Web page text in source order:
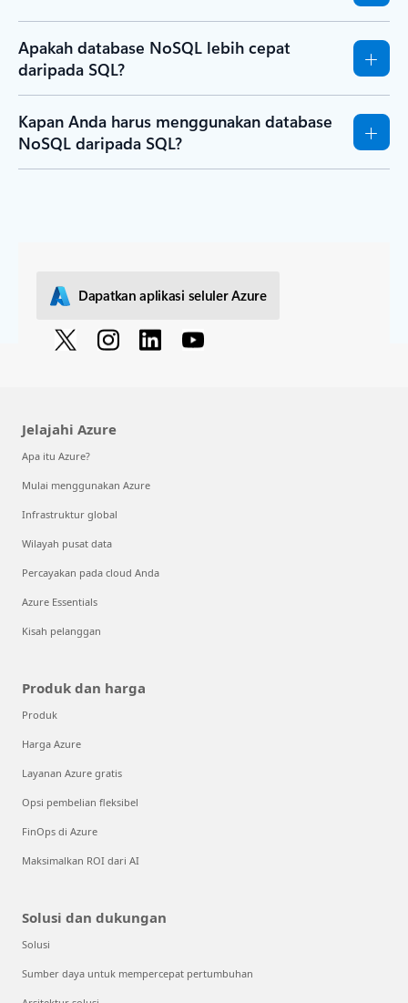
Apakah database NoSQL lebih cepat
daripada SQL?
Kapan Anda harus menggunakan database
NoSQL daripada SQL?
Dapatkan aplikasi seluler Azure
Jelajahi Azure
Apa itu Azure?
Mulai menggunakan Azure
Infrastruktur global
Wilayah pusat data
Percayakan pada cloud Anda
Azure Essentials
Kisah pelanggan
Produk dan harga
Produk
Harga Azure
Layanan Azure gratis
Opsi pembelian fleksibel
FinOps di Azure
Maksimalkan ROI dari AI
Solusi dan dukungan
Solusi
Sumber daya untuk mempercepat pertumbuhan